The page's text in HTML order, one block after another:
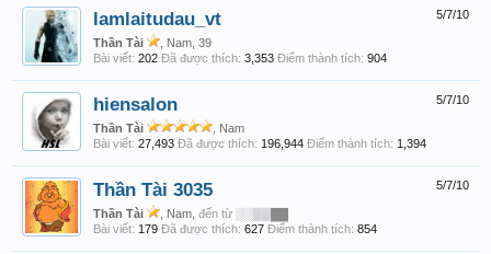
5/7/10
lamlaitudau_vt
Thần Tài
, Nam, 39
Bài viết: 202 Đã được thích: 3,353 Điểm thành tích: 904
5/7/10
hiensalon
Thần Tài
, Nam
Bài viết: 27,493 Đã được thích: 196,944 Điểm thành tích: 1,394
5/7/10
Thần Tài 3035
Thần Tài , Nam, đến từ ░░▒▒▓▓
Bài viết: 179 Đã được thích: 627 Điểm thành tích: 854